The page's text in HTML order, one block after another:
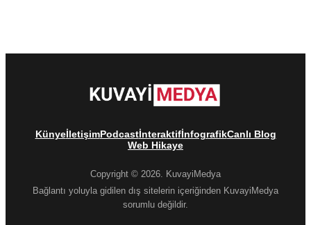
KünyeİletişimPodcastİnteraktifİnfografikCanlı Blog
Web Hikaye
Copyright © 2026. KuvayiMedya
Bağlantı yoluyla gidilen dış sitelerin içeriğinden KuvayiMedya
sorumlu değildir.